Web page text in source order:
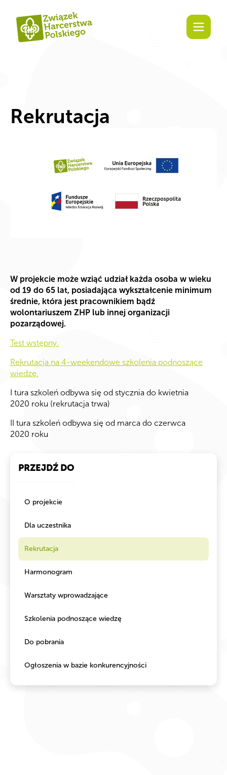
Rekrutacja
W projekcie może wziąć udział każda osoba w wieku
od 19 do 65 lat, posiadająca wykształcenie minimum
średnie, która jest pracownikiem bądź
wolontariuszem ZHP lub innej organizacji
pozarządowej.
Test wstępny.
Rekrutacja na 4-weekendowe szkolenia podnoszące
wiedzę.
I tura szkoleń odbywa się od stycznia do kwietnia
2020 roku (rekrutacja trwa)
II tura szkoleń odbywa się od marca do czerwca
2020 roku
PRZEJDŹ DO
O projekcie
Dla uczestnika
Rekrutacja
Harmonogram
Warsztaty wprowadzające
Szkolenia podnoszące wiedzę
Do pobrania
Ogłoszenia w bazie konkurencyjności